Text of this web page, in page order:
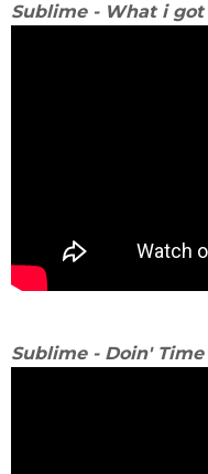
Sublime - What i got
Sublime - Doin' Time